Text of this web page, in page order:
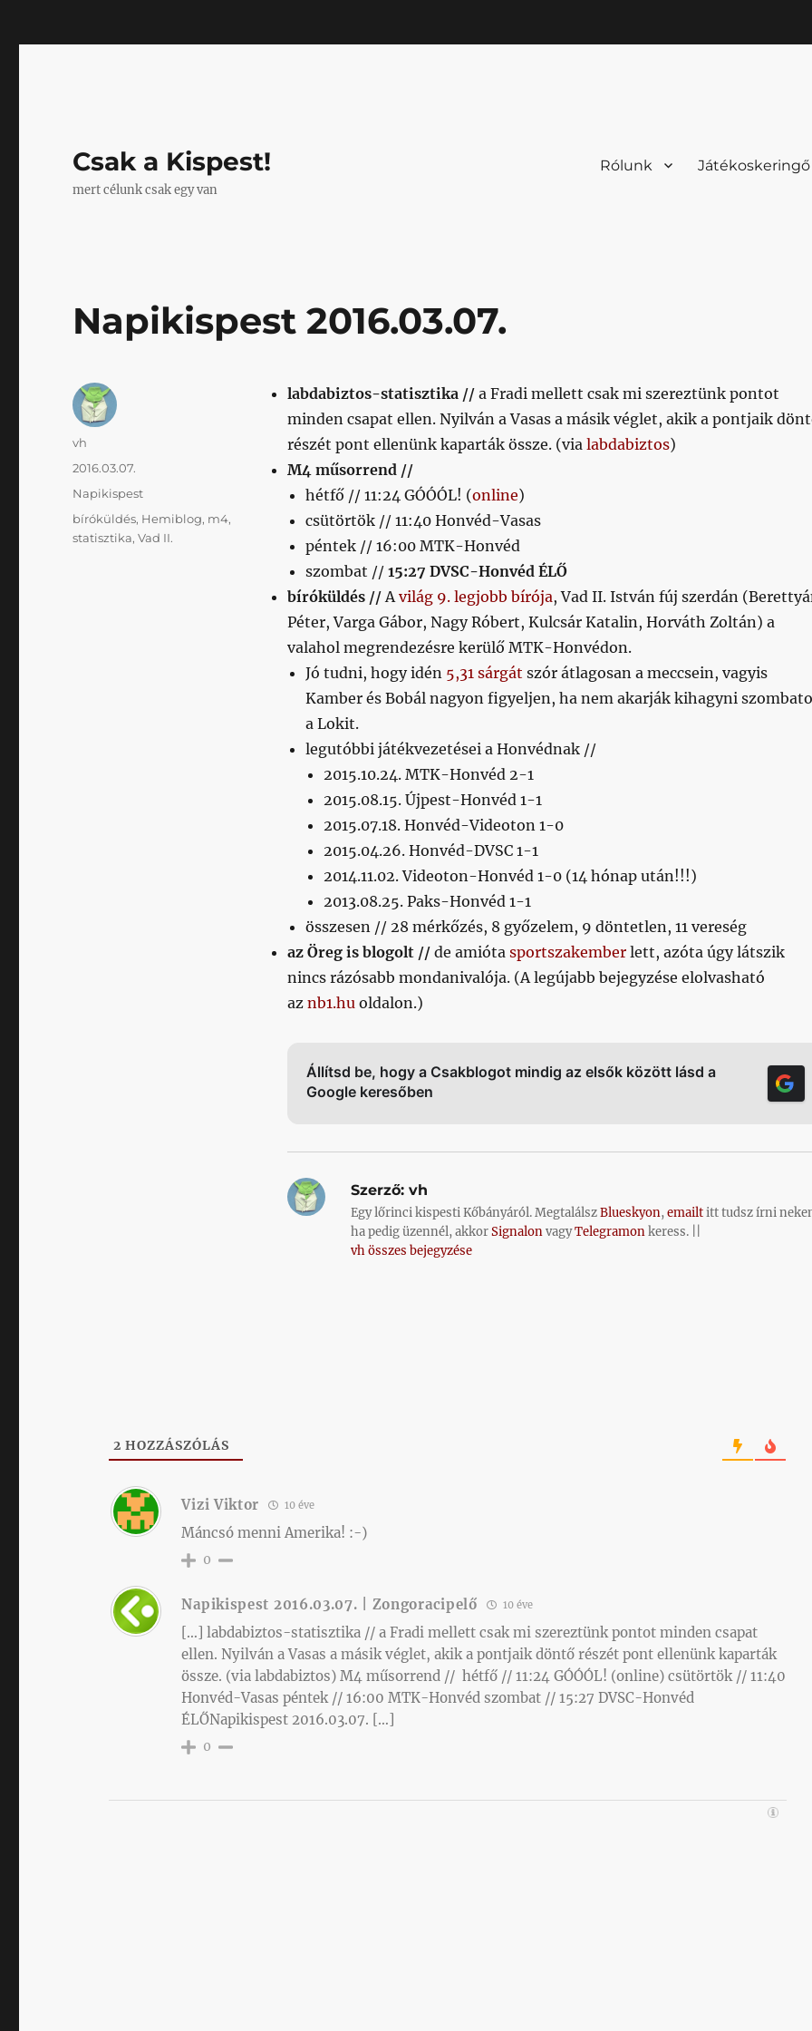
Csak a Kispest!
mert célunk csak egy van
Rólunk Játékoskeringő
Napikispest 2016.03.07.
labdabiztos-statisztika // a Fradi mellett csak mi szereztünk pontot
minden csapat ellen. Nyilván a Vasas a másik véglet, akik a pontjaik
részét pont ellenünk kaparták össze. (via labdabiztos)
M4 műsorrend //
hétfő // 11:24 GÓÓÓL! (online)
csütörtök // 11:40 Honvéd-Vasas
péntek // 16:00 MTK-Honvéd
szombat // 15:27 DVSC-Honvéd ÉLŐ
bíróküldés //Avilág 9. legjobb bírója, Vad II. István fúj szerdán
Péter, Varga Gábor, Nagy Róbert, Kulcsár Katalin, Horváth Zoltán) a
valahol megrendezésre kerülő MTK-Honvédon.
Jó tudni, hogy idén 5,31 sárgát szór átlagosan a meccsein, vagyis
Kamber és Bobál nagyon figyeljen, ha nem akarják kihagyni
a Lokit.
legutóbbi játékvezetései a Honvédnak //
2015.10.24. MTK-Honvéd 2-1
2015.08.15. Újpest-Honvéd 1-1
2015.07.18. Honvéd-Videoton 1-0
2015.04.26. Honvéd-DVSC 1-1
2014.11.02. Videoton-Honvéd 1-0 (14 hónap után!!!)
2013.08.25. Paks-Honvéd 1-1
összesen // 28 mérkőzés, 8 győzelem, 9 döntetlen, 11 vereség
az Öreg is blogolt //de amióta sportszakemberlett, azóta úgy látszik
nincs rázósabb mondanivalója. (A legújabb bejegyzése elolvasható
az nb1.huoldalon.)
Állítsd be, hogy a Csakblogot mindig az elsők között lásd a
Google keresőben
Szerző:vh
Egy lőrinci kispesti Kőbányáról. MegtalálszBlueskyon,emailtitt tudsz írni
ha pedig üzennél, akkorSignalonvagyTelegramonkeress. ||
vh összes bejegyzése
Szerző
vh
Közzétéve
2016.03.07.
Kategória
Napikispest
Címke
bíróküldés, Hemiblog, m4,
statisztika,Vad II.
2 HOZZÁSZÓLÁS
Vizi Viktor 10 éve
Máncsó menni Amerika! :-)
0
Napikispest 2016.03.07. | Zongoracipelő 10 éve
[…] labdabiztos-statisztika // a Fradi mellett csak mi szereztünk pontot minden csapat
ellen. Nyilván a Vasas a másik véglet, akik a pontjaik döntő részét pont ellenünk kaparták
össze. (via labdabiztos) M4 műsorrend // hétfő // 11:24 GÓÓÓL! (online) csütörtök // 11:40
Honvéd-Vasas péntek // 16:00 MTK-Honvéd szombat // 15:27 DVSC-Honvéd
ÉLŐNapikispest 2016.03.07. […]
0